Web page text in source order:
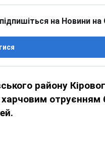
на Новини на
району
харчовим отруєнням